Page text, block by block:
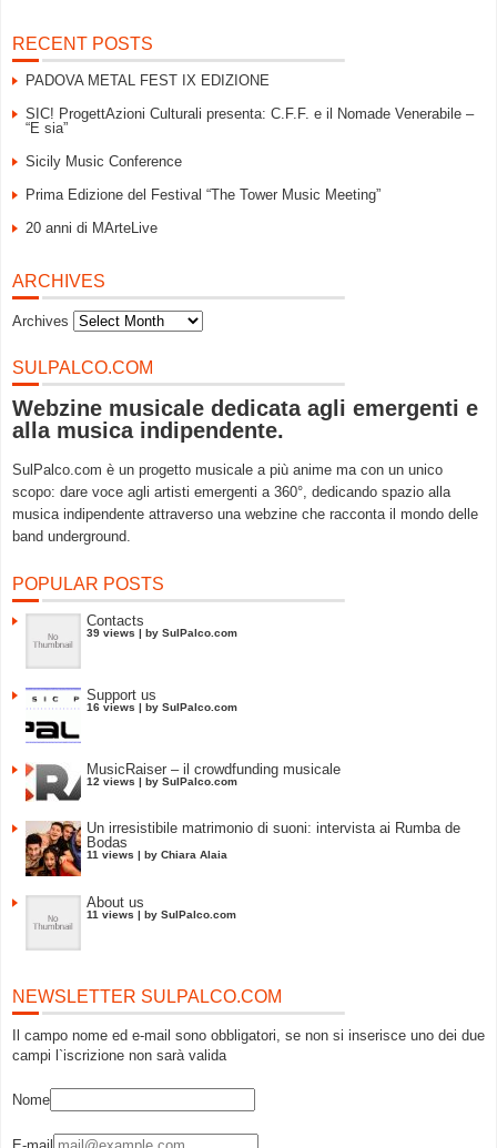
RECENT POSTS
PADOVA METAL FEST IX EDIZIONE
SIC! ProgettAzioni Culturali presenta: C.F.F. e il Nomade Venerabile –
“E sia”
Sicily Music Conference
Prima Edizione del Festival “The Tower Music Meeting”
20 anni di MArteLive
ARCHIVES
Archives
SULPALCO.COM
Webzine musicale dedicata agli emergenti e
alla musica indipendente.
SulPalco.com è un progetto musicale a più anime ma con un unico
scopo: dare voce agli artisti emergenti a 360°, dedicando spazio alla
musica indipendente attraverso una webzine che racconta il mondo delle
band underground.
POPULAR POSTS
Contacts
39 views | by SulPalco.com
Support us
16 views | by SulPalco.com
MusicRaiser – il crowdfunding musicale
12 views | by SulPalco.com
Un irresistibile matrimonio di suoni: intervista ai Rumba de
Bodas
11 views | by Chiara Alaia
About us
11 views | by SulPalco.com
NEWSLETTER SULPALCO.COM
Il campo nome ed e-mail sono obbligatori, se non si inserisce uno dei due
campi l`iscrizione non sarà valida
Nome